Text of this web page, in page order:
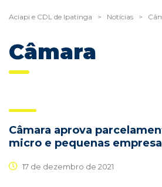
Aciapi e CDL de Ipatinga > Notícias >
Câmara
Câmara aprova
micro e pequenas
17 de dezembro de 2021